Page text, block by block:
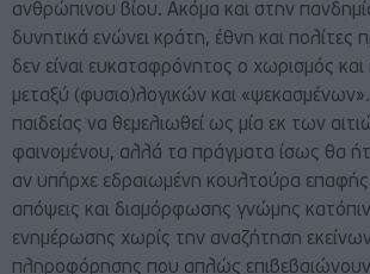
ανθρώπινου βίου. Ακόμα και στην
δυνητικά ενώνει κράτη, έθνη και
δεν είναι ευκαταφρόνητος ο χωρισμός
μεταξύ (φυσιο)λογικών και
παιδείας να θεμελιωθεί ως μία εκ των
φαινομένου, αλλά τα πράγματα ίσως θα
αν υπήρχε εδραιωμένη κουλτούρα επαφής
απόψεις και διαμόρφωσης γνώμης κατόπιν
ενημέρωσης χωρίς την αναζήτηση
πληροφόρησης που απλώς